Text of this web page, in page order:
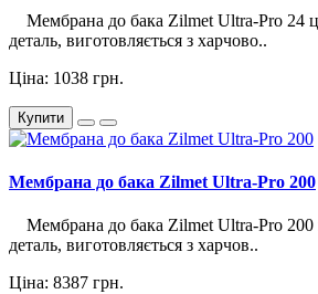
Мембрана до бака Zilmet Ultra-Pro 24
деталь, виготовляється з харчово..
Ціна: 1038 грн.
Купити
Мембрана до бака Zilmet Ultra-Pro 200
Мембрана до бака Zilmet Ultra-Pro 200
деталь, виготовляється з харчов..
Ціна: 8387 грн.